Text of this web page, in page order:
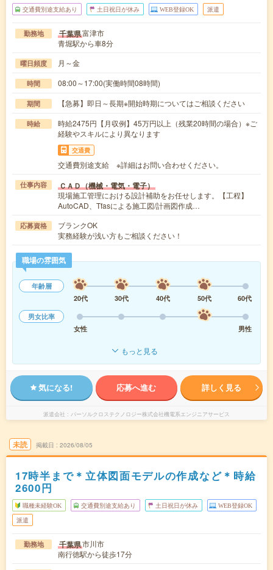
交通費別途支給あり 土日祝日が休み WEB登録OK 派遣
勤務地 千葉県富津市
青堀駅から車8分
曜日頻度 月～金
時間 08:00～17:00(実働時間08時間)
期間 【急募】即日～長期※開始時期についてはご相談ください
時給
時給2475円【月収例】45万円以上（残業20時間の場合）※ご
経験やスキルにより異なります
交通費
交通費別途支給 ※詳細はお問い合わせください。
仕事内容 ＣＡＤ（機械・電気・電子）
現場施工管理における設計補助をお任せします。【工程】
AutoCAD、Tfasによる施工図/計画図作成…
応募資格
ブランクOK
実務経験が浅い方もご相談ください！
職場の雰囲気
年齢層
20代
30代 40代 50代
60代
男女比率
女性
男性
もっと見る
気になる! 応募へ進む 詳しく見る
派遣会社 パーソルクロステクノロジー株式会社機電系エンジニアサービス
未読 掲載日 2026/08/05
17時半まで＊立体図面モデルの作成など＊時給
2600円
職種未経験OK 交通費別途支給あり 土日祝日が休み WEB登録OK
派遣
勤務地 千葉県市川市
南行徳駅から徒歩17分